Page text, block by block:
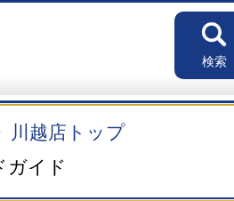
検索
川越店トップ
ガイド